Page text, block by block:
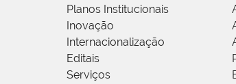
Planos Institucionais
Inovação
Internacionalização
Editais
Serviços